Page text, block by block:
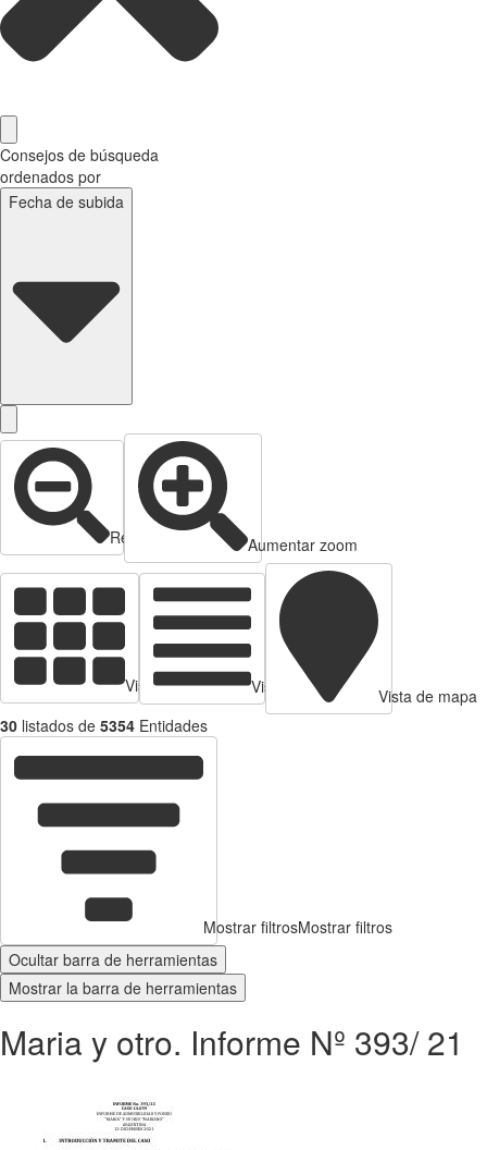
Consejos de búsqueda
ordenados por
Fecha de subida
Reducir zoom Aumentar zoom
Vista de tarjetas Vista de Tabla
Vista de mapa
30 listados de 5354 Entidades
Mostrar filtrosMostrar filtros
Ocultar barra de herramientas
Mostrar la barra de herramientas
Maria y otro. Informe Nº 393/ 21